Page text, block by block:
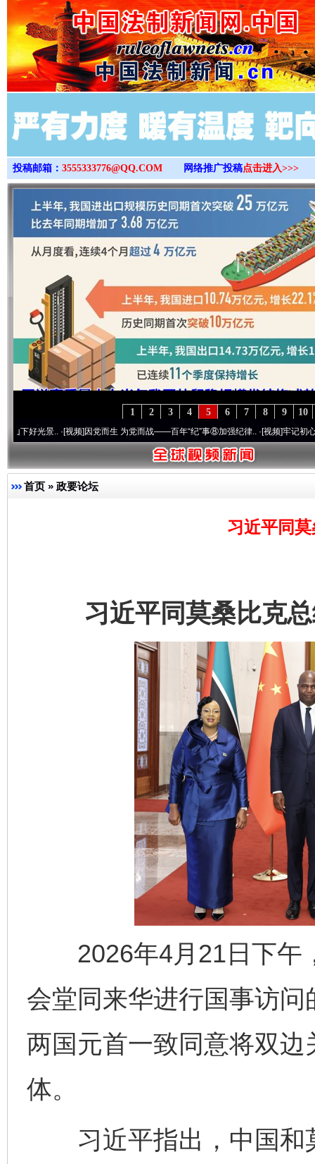
>
投稿邮箱： 3555333776@QQ.COM 网络推广投稿点击进入>>>
10
9
8
7
6
5
4
3
2
1
·[视频]因党而生 为党而战——百年“纪”事⑧加强纪律..·[视频]牢记初心使命 奋进复
首页 » 政要论坛
习近平同
习近平同莫桑比克总
2026年4月21日下午
会堂同来华进行国事访
两国元首一致同意将双
体。
习近平指出，中国和